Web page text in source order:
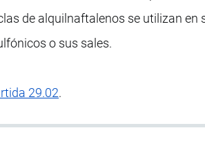
de alquilnaftalenos se utilizan en
o sus sales.
29.02.